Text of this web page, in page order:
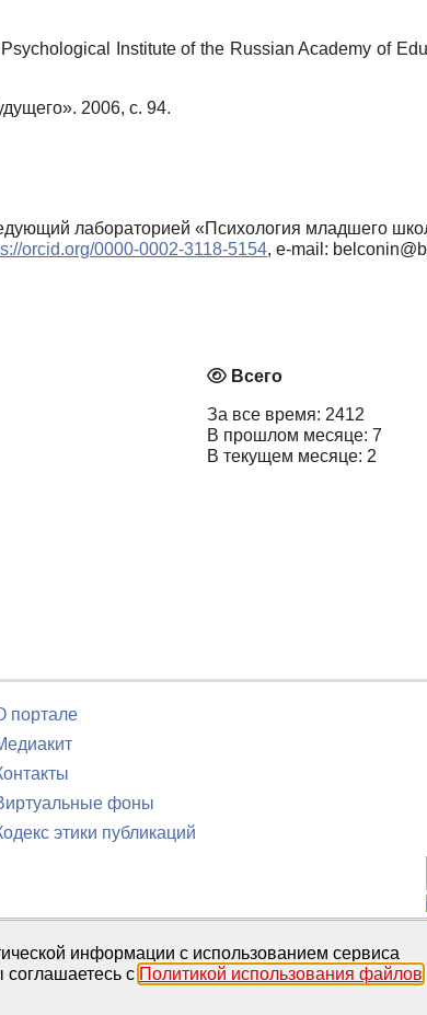
Institute of the Russian Academy of
2006, с. 94.
лабораторией «Психология младшего
orcid.org/0000-0002-3118-5154, e-mail:
Всего
За все время: 2412
В прошлом месяце: 7
В текущем месяце: 2
портале
фоны
этики публикаций
информации с использованием сервиса
с Политикой использования файлов